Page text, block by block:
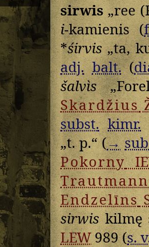
sirwis„ree
i-kamienis (
*śirvis„ta,
adj. balt.(
šalvìs
Skardžius
subst. kimr.
„t. p.“ (→
Pokorny
Trautmann
Endzelīns
sirwiskilmę
LEW989 (s.